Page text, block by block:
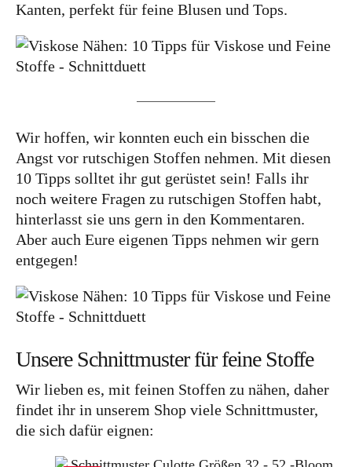
Kanten, perfekt für feine Blusen und Tops.
Wir hoffen, wir konnten euch ein bisschen die
Angst vor rutschigen Stoffen nehmen. Mit diesen
10 Tipps solltet ihr gut gerüstet sein! Falls ihr
noch weitere Fragen zu rutschigen Stoffen habt,
hinterlasst sie uns gern in den Kommentaren.
Aber auch Eure eigenen Tipps nehmen wir gern
entgegen!
Unsere Schnittmuster für feine Stoffe
Wir lieben es, mit feinen Stoffen zu nähen, daher
findet ihr in unserem Shop viele Schnittmuster,
die sich dafür eignen: